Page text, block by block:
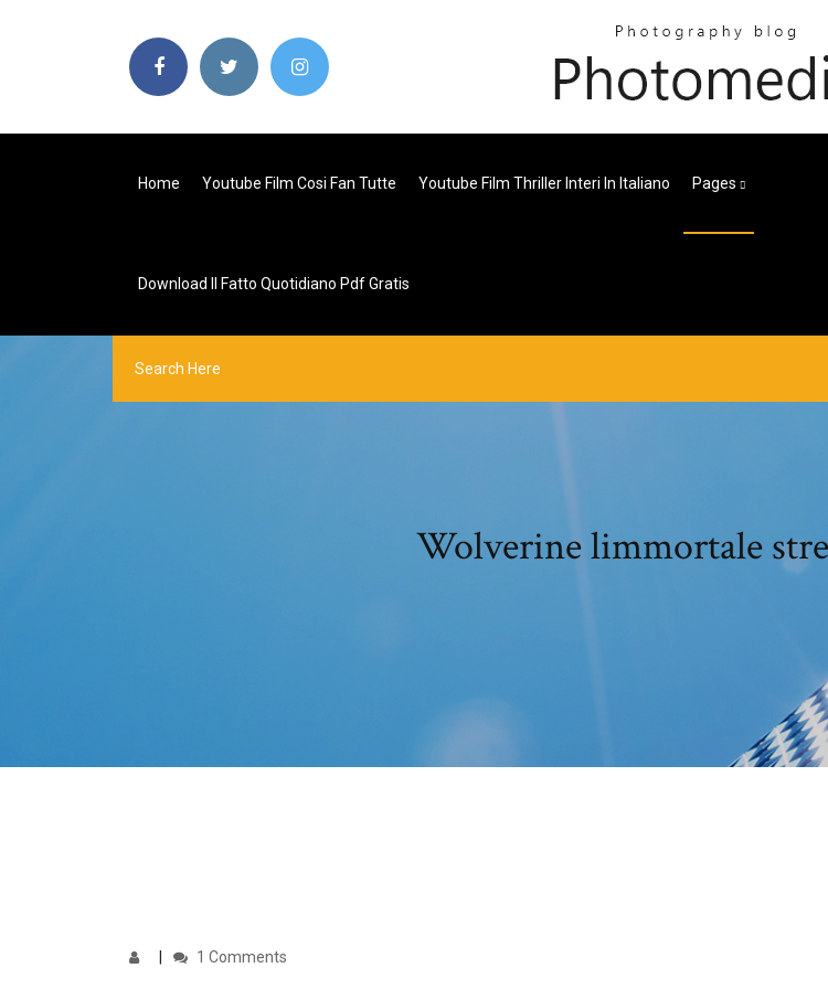
Home Youtube Film Cosi Fan Tutte Youtube Film Thriller Interi In Italiano Pages
Download Il Fatto Quotidiano Pdf Gratis
Wolverine limmortale
1 Comments